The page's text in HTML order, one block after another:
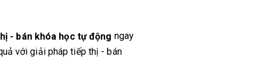
- bán khóa học tự động ngay
với giải pháp tiếp thị - bán